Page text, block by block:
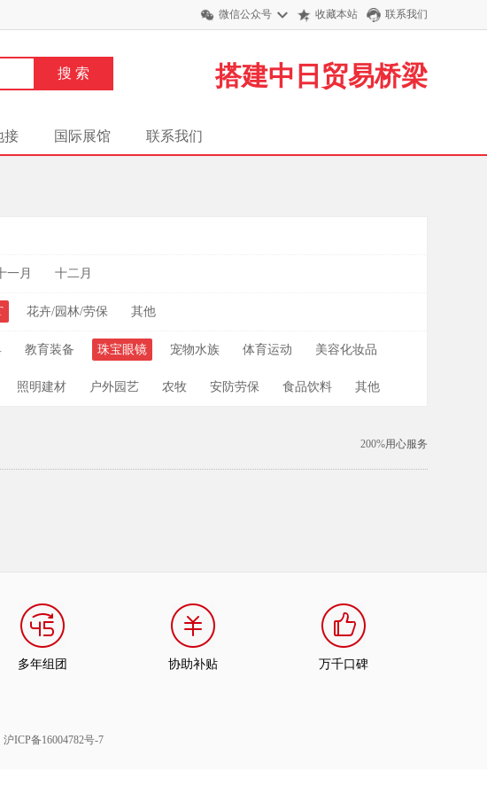
微信公众号 收藏本站 联系我们
搭建中日贸易桥梁
接 国际展馆 联系我们
一月 十二月
花卉/园林/劳保 其他
教育装备 珠宝眼镜 宠物水族 体育运动 美容化妆品
照明建材 户外园艺 农牧 安防劳保 食品饮料 其他
200%用心服务
多年组团 协助补贴 万千口碑
沪ICP备16004782号-7